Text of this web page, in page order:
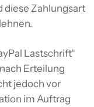
diese Zahlungsart
Lastschrift“
Erteilung
jedoch vor
im Auftrag